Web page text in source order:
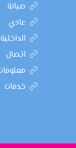
صيانة
عادي
الداخلية
اتصال
خدمات